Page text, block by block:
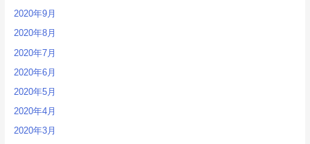
2020年9月
2020年8月
2020年7月
2020年6月
2020年5月
2020年4月
2020年3月